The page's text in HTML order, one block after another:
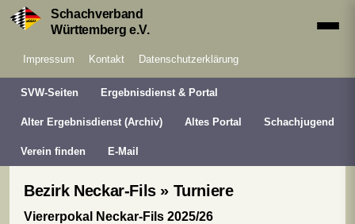
Schachverband
Württemberg e.V.
Impressum Kontakt Datenschutzerklärung
SVW-Seiten Ergebnisdienst & Portal
Alter Ergebnisdienst (Archiv) Altes Portal Schachjugend
Verein finden E-Mail
Bezirk Neckar-Fils » Turniere
Viererpokal Neckar-Fils 2025/26